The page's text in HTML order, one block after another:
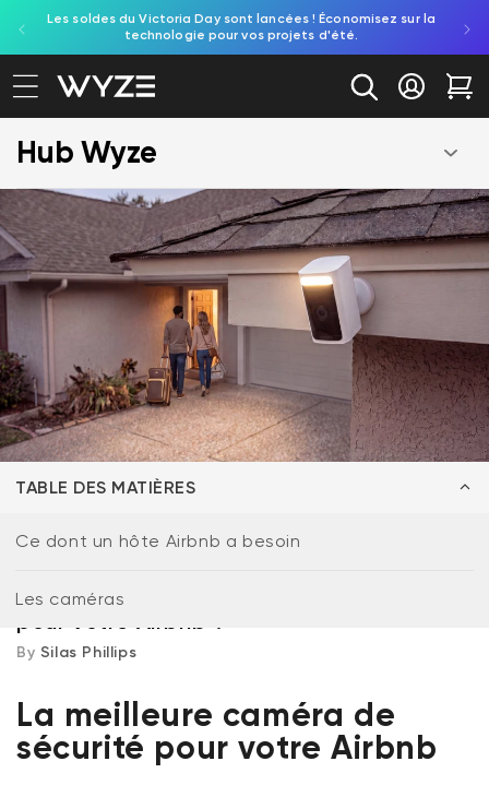
au contenu
d'accessibilité
Les soldes du Victoria Day sont lancées ! Économisez sur la
technologie pour vos projets d'été.
Se
Hub Wyze
TABLE DES MATIÈRES
Ce dont un hôte Airbnb a besoin
Les caméras
20 avril 2026 Share
Quelle est la meilleure caméra de sécurité
pour votre Airbnb ?
By Silas Phillips
La meilleure caméra de
sécurité pour votre Airbnb